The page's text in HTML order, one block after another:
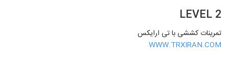
LEVEL 2
تمرینات کششی با تی ارایکس
WWW.TRXIRAN.COM